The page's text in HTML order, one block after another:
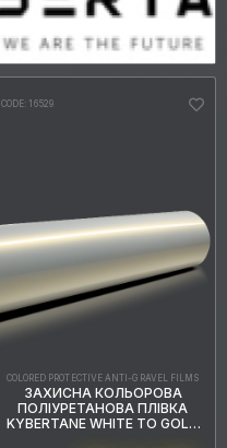
CODE: 16529
COLORED PROTECTIVE ANTI-GRAVEL FILMS
ЗАХИСНА КОЛЬОРОВА
ПОЛІУРЕТАНОВА ПЛІВКА
KYBERTANE WHITE TO GOLD